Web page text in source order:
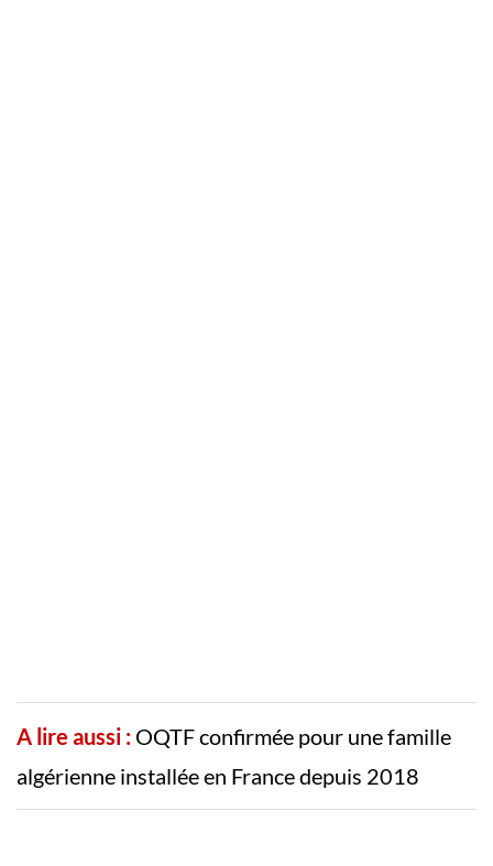
A lire aussi : OQTF confirmée pour une famille
algérienne installée en France depuis 2018